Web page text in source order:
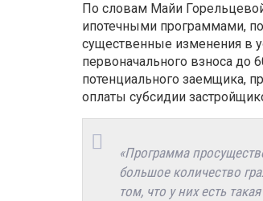
По словам Майи
ипотечными программами,
существенные изменения в
первоначального взноса до
потенциального заемщика,
оплаты субсидии
«Программа
большое количество
том, что у них есть